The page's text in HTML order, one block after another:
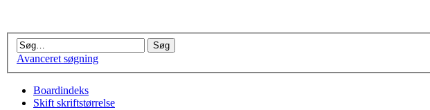
Avanceret søgning
Boardindeks
Skift skriftstørrelse